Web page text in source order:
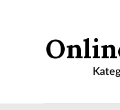
Časopisy